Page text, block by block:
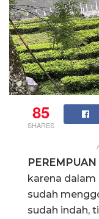
85
SHARES
PEREMPUAN
karena
sudah
sudah indah,